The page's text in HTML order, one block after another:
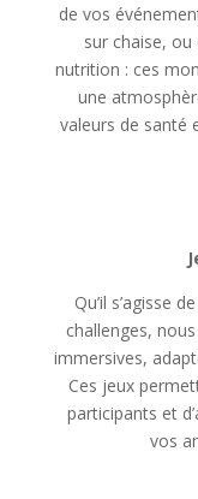
de vos
sur chaise,
nutrition : ces
une
valeurs de santé
Qu’il s’agisse
challenges,
immersives,
Ces jeux
participants et
vos